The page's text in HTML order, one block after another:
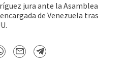
jura ante la Asamblea
de Venezuela tras